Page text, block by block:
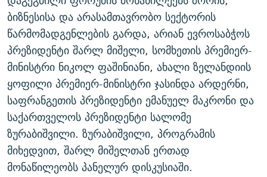
ბიზნესისა და არასამთავრობო სექტორის
წარმომადგენლების გარდა, არიან ევროსაბჭოს
პრეზიდენტი შარლ მიშელი, სომხეთის პრემიერ-
მინისტრი ნიკოლ ფაშინიანი, ახალი ზელანდიის
ყოფილი პრემიერ-მინისტრი ჯასინდა არდერნი,
საფრანგეთის პრეზიდენტი ემანუელ მაკრონი და
საქართველოს პრეზიდენტი სალომე
ზურაბიშვილი. ზურაბიშვილი, პროგრამის
მიხედვით, შარლ მიშელთან ერთად
მონაწილეობს პანელურ დისკუსიაში.